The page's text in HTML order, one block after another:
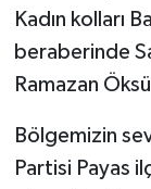
Kadın kolları
beraberinde
Ramazan
Bölgemizin
Partisi Payas